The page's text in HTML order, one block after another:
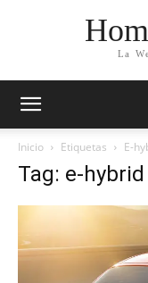
La
Inicio Etiquetas E-
Tag: e-hybrid